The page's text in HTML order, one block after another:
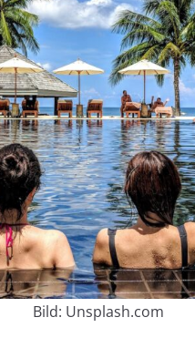
Bild: Unsplash.com